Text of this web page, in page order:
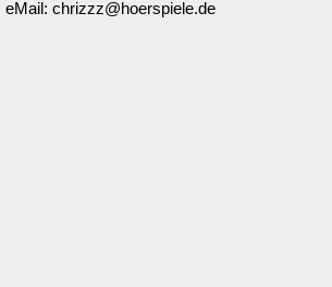
| eMail: chrizzz@hoerspiele.de